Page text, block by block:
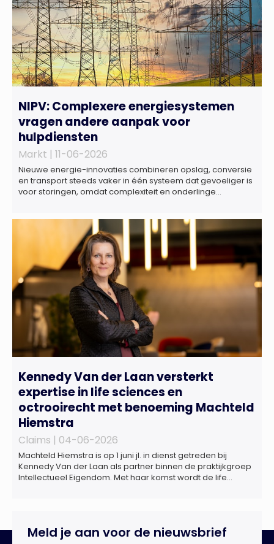
NIPV: Complexere energiesystemen
vragen andere aanpak voor
hulpdiensten
Markt | 11-06-2026
Nieuwe energie-innovaties combineren opslag, conversie
en transport steeds vaker in één systeem dat gevoeliger is
voor storingen, omdat complexiteit en onderlinge
energietransitie. Het NIPV onderzocht zes innovaties met
potentieel grote invloed op het toekomstige
energiesysteem. Het betreft systemen waarbij elektriciteit
Kennedy Van der Laan versterkt
expertise in life sciences en
octrooirecht met benoeming Machteld
Hiemstra
Claims | 04-06-2026
Machteld Hiemstra is op 1 juni jl. in dienst getreden bij
Kennedy Van der Laan als partner binnen de praktijkgroep
Intellectueel Eigendom. Met haar komst wordt de life
Meld je aan voor de nieuwsbrief